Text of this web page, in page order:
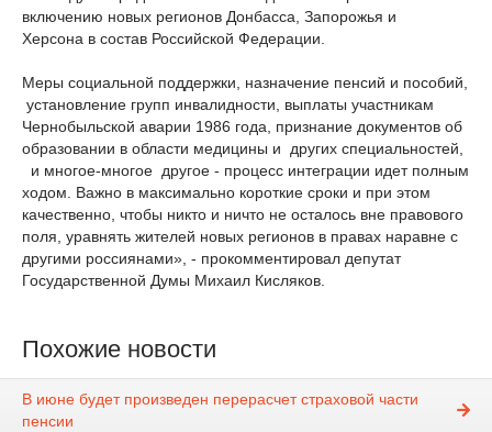
включению новых регионов Донбасса, Запорожья и
Херсона в состав Российской Федерации.
Меры социальной поддержки, назначение пенсий и пособий,
установление групп инвалидности, выплаты участникам
Чернобыльской аварии 1986 года, признание документов об
образовании в области медицины и других специальностей,
и многое-многое другое - процесс интеграции идет полным
ходом. Важно в максимально короткие сроки и при этом
качественно, чтобы никто и ничто не осталось вне правового
поля, уравнять жителей новых регионов в правах наравне с
другими россиянами», - прокомментировал депутат
Государственной Думы Михаил Кисляков.
Похожие новости
В июне будет произведен перерасчет страховой части
пенсии